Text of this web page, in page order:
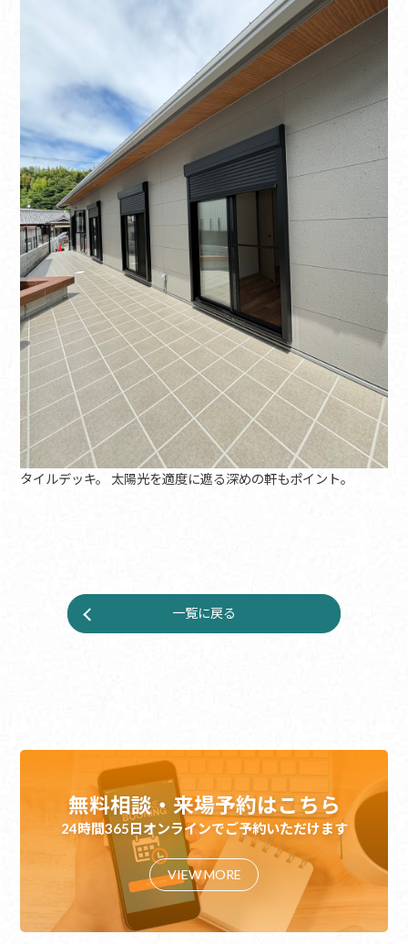
タイルデッキ。 太陽光を適度に遮る深めの軒もポイント。
一覧に戻る
無料相談・来場予約はこちら
24時間365日オンラインでご予約いただけます
VIEW MORE